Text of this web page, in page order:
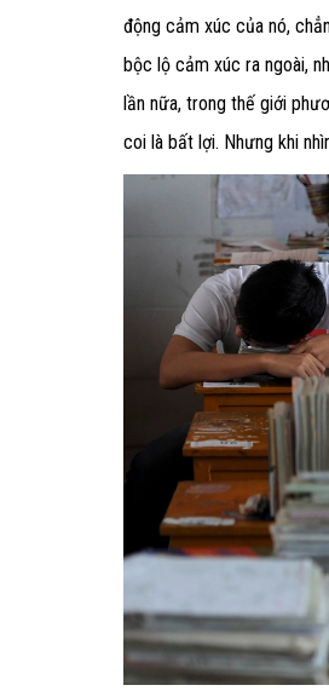
động cảm xúc của nó,
bộc lộ cảm xúc ra ngoài,
lần nữa, trong thế giới
coi là bất lợi. Nhưng khi